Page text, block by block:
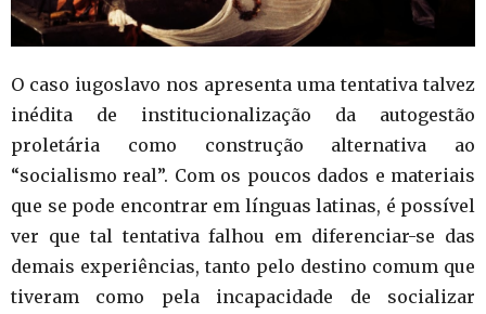
O caso iugoslavo nos apresenta uma tentativa talvez
inédita de institucionalização da autogestão
proletária como construção alternativa ao
“socialismo real”. Com os poucos dados e materiais
que se pode encontrar em línguas latinas, é possível
ver que tal tentativa falhou em diferenciar-se das
demais experiências, tanto pelo destino comum que
tiveram como pela incapacidade de socializar